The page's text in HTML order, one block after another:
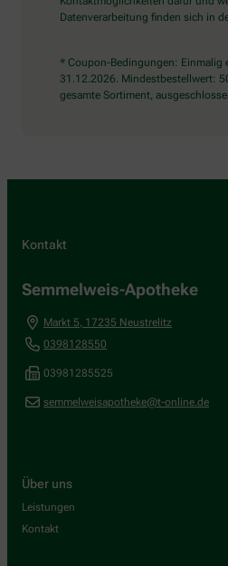
Datenverarbeitung finden sich in
* Coupon-Bedingungen: Einmalig
31.12.2026. Mindestbestellwert:
gesamte Sortiment,
Kontakt
Semmelweis-Apotheke
Markt 5, 17235 Neustrelitz
0398128550
03981285525
semmelweisapotheke@t-online.de
Über uns
Leistungen
Kontakt